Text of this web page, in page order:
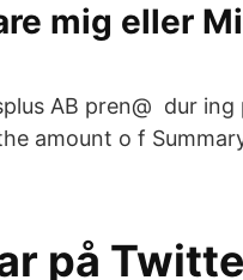
mig eller
AB pren@ dur
amount o f
på